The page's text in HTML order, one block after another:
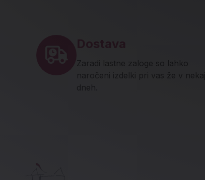
Dostava
Zaradi lastne zaloge so lahko
naročeni izdelki pri vas že v nekaj
dneh.